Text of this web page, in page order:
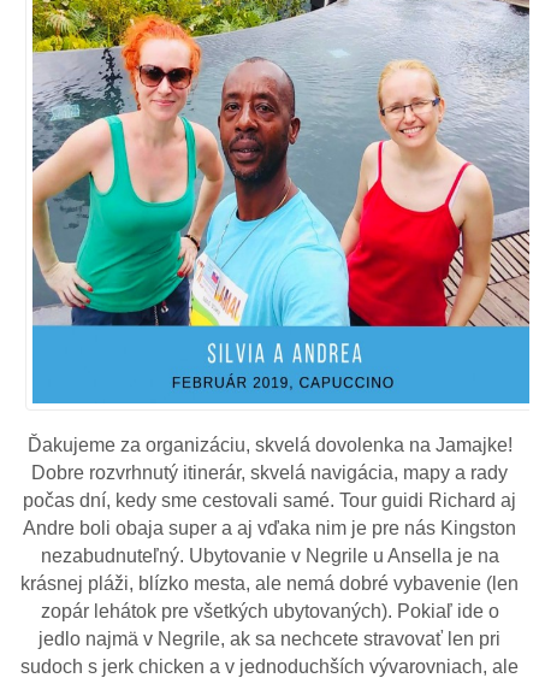
Ďakujeme za organizáciu, skvelá dovolenka na Jamajke!
Dobre rozvrhnutý itinerár, skvelá navigácia, mapy a rady
počas dní, kedy sme cestovali samé. Tour guidi Richard aj
Andre boli obaja super a aj vďaka nim je pre nás Kingston
nezabudnuteľný. Ubytovanie v Negrile u Ansella je na
krásnej pláži, blízko mesta, ale nemá dobré vybavenie (len
zopár lehátok pre všetkých ubytovaných). Pokiaľ ide o
jedlo najmä v Negrile, ak sa nechcete stravovať len pri
sudoch s jerk chicken a v jednoduchších vývarovniach, ale